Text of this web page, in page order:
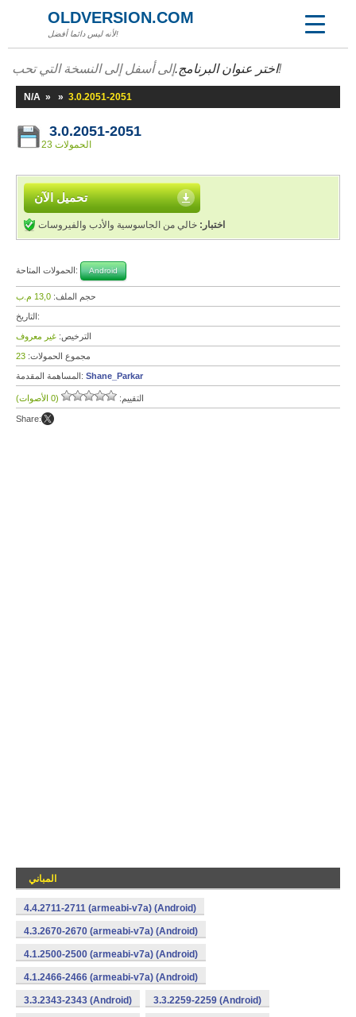
OLDVERSION.COM
لأنه ليس دائما أفضل!
اختر عنوان البرنامج.إلى أسفل إلى النسخة التي تحب!
N/A » » 3.0.2051-2051
3.0.2051-2051
23 الحمولات
تحميل الآن
اختبار: خالي من الجاسوسية والأدب والفيروسات
الحمولات المتاحة: Android
حجم الملف: 13,0 م.ب
التاريخ:
الترخيص: غير معروف
مجموع الحمولات: 23
المساهمة المقدمة: Shane_Parkar
التقييم: (0 الأصوات)
Share:
المباني
4.4.2711-2711 (armeabi-v7a) (Android)
4.3.2670-2670 (armeabi-v7a) (Android)
4.1.2500-2500 (armeabi-v7a) (Android)
4.1.2466-2466 (armeabi-v7a) (Android)
3.3.2343-2343 (Android) 3.3.2259-2259 (Android)